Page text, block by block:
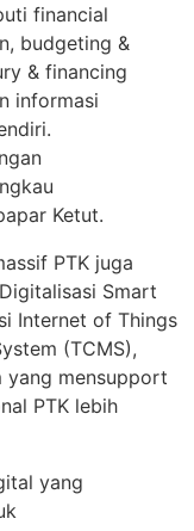
financial
budgeting &
& financing
informasi
Ketut.
PTK juga
Smart
Internet of Things
(TCMS),
yang mensupport
PTK lebih
yang